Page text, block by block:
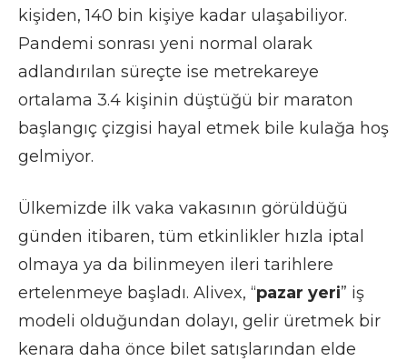
kişiden, 140 bin kişiye kadar ulaşabiliyor.
Pandemi sonrası yeni normal olarak
adlandırılan süreçte ise metrekareye
ortalama 3.4 kişinin düştüğü bir maraton
başlangıç çizgisi hayal etmek bile kulağa hoş
gelmiyor.
Ülkemizde ilk vaka vakasının görüldüğü
günden itibaren, tüm etkinlikler hızla iptal
olmaya ya da bilinmeyen ileri tarihlere
ertelenmeye başladı. Alivex, “pazar yeri” iş
modeli olduğundan dolayı, gelir üretmek bir
kenara daha önce bilet satışlarından elde